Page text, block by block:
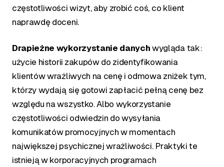
częstotliwości wizyt, aby zrobić coś, co klient
naprawdę doceni.
Drapieżne wykorzystanie danych wygląda tak:
użycie historii zakupów do zidentyfikowania
klientów wrażliwych na cenę i odmowa zniżek tym,
którzy wydają się gotowi zapłacić pełną cenę bez
względu na wszystko. Albo wykorzystanie
częstotliwości odwiedzin do wysyłania
komunikatów promocyjnych w momentach
największej psychicznej wrażliwości. Praktyki te
istnieją w korporacyjnych programach